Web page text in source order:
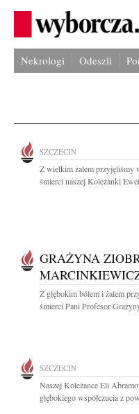
Nekrologi Odeszli
SZCZECIN
Z wielkim żalem przyjęliśmy
śmierci naszej Koleżanki
GRAŻYNA
Z głębokim bólem i żalem
śmierci Pani Profesor
SZCZECIN
Naszej Koleżance Eli
głębokiego współczucia z